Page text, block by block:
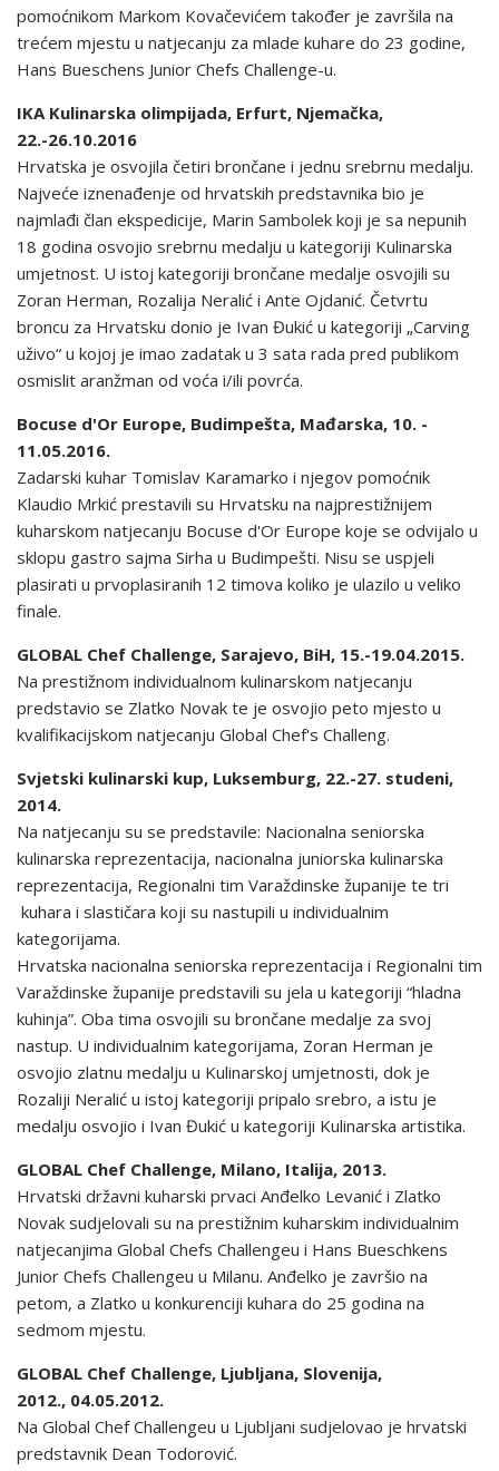
pomoćnikom Markom Kovačevićem također je završila na
trećem mjestu u natjecanju za mlade kuhare do 23 godine,
Hans Bueschens Junior Chefs Challenge-u.
IKA Kulinarska olimpijada, Erfurt, Njemačka,
22.-26.10.2016
Hrvatska je osvojila četiri brončane i jednu srebrnu medalju.
Najveće iznenađenje od hrvatskih predstavnika bio je
najmlađi član ekspedicije, Marin Sambolek koji je sa nepunih
18 godina osvojio srebrnu medalju u kategoriji Kulinarska
umjetnost. U istoj kategoriji brončane medalje osvojili su
Zoran Herman, Rozalija Neralić i Ante Ojdanić. Četvrtu
broncu za Hrvatsku donio je Ivan Đukić u kategoriji „Carving
uživo“ u kojoj je imao zadatak u 3 sata rada pred publikom
osmislit aranžman od voća i/ili povrća.
Bocuse d'Or Europe, Budimpešta, Mađarska, 10. -
11.05.2016.
Zadarski kuhar Tomislav Karamarko i njegov pomoćnik
Klaudio Mrkić prestavili su Hrvatsku na najprestižnijem
kuharskom natjecanju Bocuse d'Or Europe koje se odvijalo u
sklopu gastro sajma Sirha u Budimpešti. Nisu se uspjeli
plasirati u prvoplasiranih 12 timova koliko je ulazilo u veliko
finale.
GLOBAL Chef Challenge, Sarajevo, BiH, 15.-19.04.2015.
Na prestižnom individualnom kulinarskom natjecanju
predstavio se Zlatko Novak te je osvojio peto mjesto u
kvalifikacijskom natjecanju Global Chef's Challeng.
Svjetski kulinarski kup, Luksemburg, 22.-27. studeni,
2014.
Na natjecanju su se predstavile: Nacionalna seniorska
kulinarska reprezentacija, nacionalna juniorska kulinarska
reprezentacija, Regionalni tim Varaždinske županije te tri
kuhara i slastičara koji su nastupili u individualnim
kategorijama.
Hrvatska nacionalna seniorska reprezentacija i Regionalni tim
Varaždinske županije predstavili su jela u kategoriji “hladna
kuhinja”. Oba tima osvojili su brončane medalje za svoj
nastup. U individualnim kategorijama, Zoran Herman je
osvojio zlatnu medalju u Kulinarskoj umjetnosti, dok je
Rozaliji Neralić u istoj kategoriji pripalo srebro, a istu je
medalju osvojio i Ivan Đukić u kategoriji Kulinarska artistika.
GLOBAL Chef Challenge, Milano, Italija, 2013.
Hrvatski državni kuharski prvaci Anđelko Levanić i Zlatko
Novak sudjelovali su na prestižnim kuharskim individualnim
natjecanjima Global Chefs Challengeu i Hans Bueschkens
Junior Chefs Challengeu u Milanu. Anđelko je završio na
petom, a Zlatko u konkurenciji kuhara do 25 godina na
sedmom mjestu.
GLOBAL Chef Challenge, Ljubljana, Slovenija,
2012., 04.05.2012.
Na Global Chef Challengeu u Ljubljani sudjelovao je hrvatski
predstavnik Dean Todorović.